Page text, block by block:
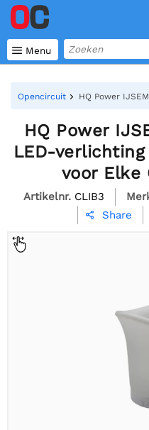
 Menu
Opencircuit HQ Power
HQ Power
LED-
voor Elke
Artikelnr. CLIB3
 Share